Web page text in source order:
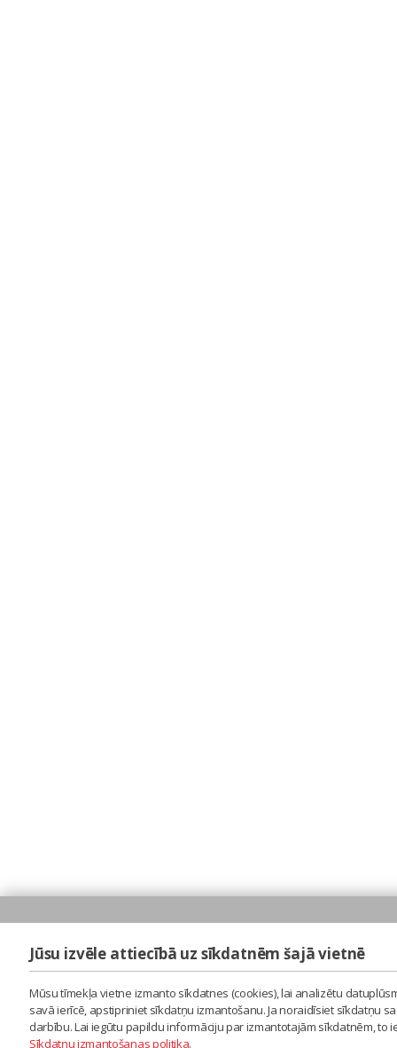
Jūsu izvēle attiecībā uz sīkdatnēm šajā vietnē
Mūsu tīmekļa vietne izmanto sīkdatnes (cookies), lai analizētu
savā ierīcē, apstipriniet sīkdatņu izmantošanu. Ja noraidīsiet sīkdatņu
darbību. Lai iegūtu papildu informāciju par izmantotajām sīkdatnēm,
Sīkdatņu izmantošanas politika.